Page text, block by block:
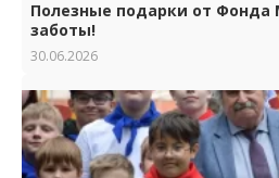
Полезные подарки от
заботы!
30.06.2026